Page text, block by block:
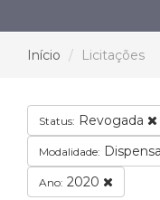
Início Licitações
Status: Revogada
Modalidade:
Ano: 2020